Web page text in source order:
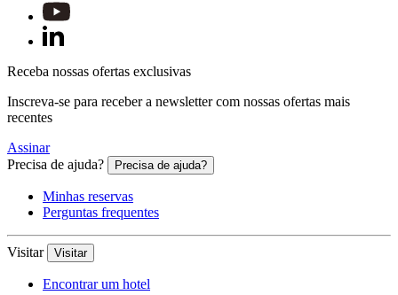
Receba nossas ofertas exclusivas
Inscreva-se para receber a newsletter com nossas ofertas mais
recentes
Assinar
Precisa de ajuda?
Precisa de ajuda?
Minhas reservas
Perguntas frequentes
Visitar Visitar
Encontrar um hotel